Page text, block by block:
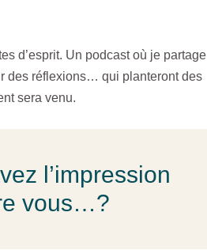
d’esprit. Un podcast où je partage
des réflexions… qui planteront des
sera venu.
l’impression
vous…?